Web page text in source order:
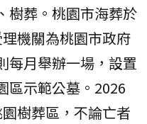
樹葬。桃園市海葬於
機關為桃園市政府
每月舉辦一場，設置
區示範公墓。2026
樹葬區，不論亡者